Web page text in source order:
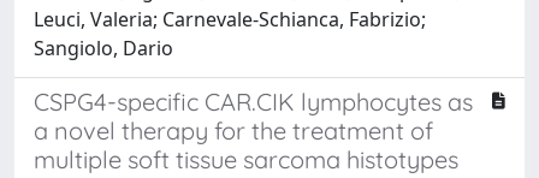
Leuci, Valeria; Carnevale-Schianca, Fabrizio;
Sangiolo, Dario
CSPG4-specific CAR.CIK lymphocytes as
a novel therapy for the treatment of
multiple soft tissue sarcoma histotypes